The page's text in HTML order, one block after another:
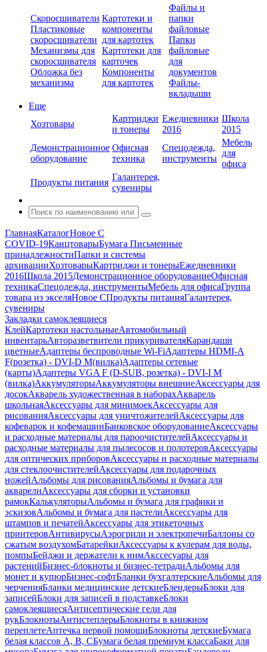
Скоросшиватели
Пластиковые
скоросшиватели
Механизмы для
скоросшивателя
Обложка без
механизма
Картотеки и
компоненты
для картотек
Картотеки для
карточек
Компоненты
для картотек
Файлы и
папки
файловые
Папки
файловые
для
документов
Файлы-
вкладыши
Еще
Хозтовары
Картриджи
и тонеры
Ежедневники
2016
Школа
2015
Демонстрационное
оборудование
Офисная
техника
Спецодежда,
инструменты
Мебель
для
офиса
Продукты питания
Галантерея,
сувениры
ГлавнаяКаталогНовое С
COVID-19КанцтоварыБумага Письменные
принадлежностиПапки и системы
архивацииХозтоварыКартриджи и тонерыЕжедневники
2016Школа 2015Демонстрационное оборудованиеОфисная
техникаСпецодежда, инструментыМебель для офисаГруппа
товара из экселяНовое СПродукты питанияГалантерея,
сувениры
Закладки самоклеящиеся
КлейКартотеки настольныеАвтомобильный
инвентарьАвторазветвители прикуривателяКарандаши
цветныеАдаптеры беспроводные Wi-FiАдаптеры HDMI-A
F(розетка) - DVI-D M(вилка)Адаптеры сетевые
(карты)Адаптеры VGA F (D-SUB, розетка) - DVI-I M
(вилка)АккумуляторыАккумуляторы внешниеАксессуары для
досокАкварель художественная в наборахАкварель
школьнаяАксессуары для минимоекАксессуары для
рисованияАксессуары для уничтожителейАксессуары для
кофеварок и кофемашинБанковское оборудованиеАксессуары
и расходные материалы для пароочистителейАксессуары и
расходные материалы для пылесосов и полотеровАксессуары
для оптических приборовАксессуары и расходные материалы
для стеклоочистителейАксессуары для подарочных
ножейАльбомы для рисованияАльбомы и бумага для
акварелиАксессуары для сборки и установки
рамокКалькуляторыАльбомы и бумага для графики и
эскизовАльбомы и бумага для пастелиАксессуары для
штампов и печатейАксессуары для этикеточных
принтеровАнтивирусыАэрогрили и электропечиБаллоны со
сжатым воздухомБатарейкиАксессуары к кулерам для воды,
помпыБейджи и держатели к нимАкссесуары для
растенийБизнес-блокноты и бизнес-тетрадиАльбомы для
монет и купюрБизнес-софтБланки бухгалтерскиеАльбомы для
черченияБланки медицинские детскиеБлендерыБлоки для
записейБлоки для записей в подставкеБлоки
самоклеящиесяАнтисептические гели для
рукБлокнотыАнтистеплерыБлокноты в книжном
переплетеАптечка первой помощиБлокноты детскиеБумага
белая классов А, В, СБумага белая премиум классаБаки для